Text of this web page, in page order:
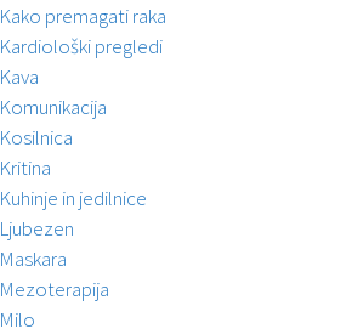
Kako premagati raka
Kardiološki pregledi
Kava
Komunikacija
Kosilnica
Kritina
Kuhinje in jedilnice
Ljubezen
Maskara
Mezoterapija
Milo